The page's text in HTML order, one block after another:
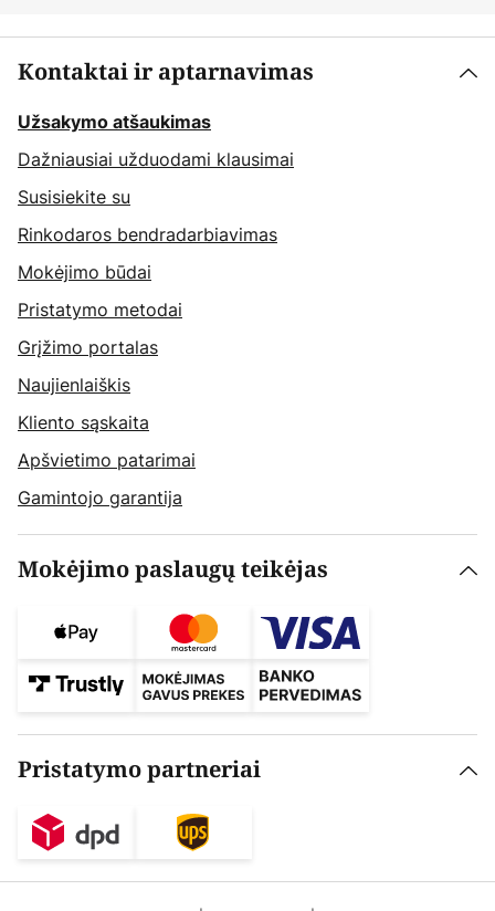
Kontaktai ir aptarnavimas
Užsakymo atšaukimas
Dažniausiai užduodami klausimai
Susisiekite su
Rinkodaros bendradarbiavimas
Mokėjimo būdai
Pristatymo metodai
Grįžimo portalas
Naujienlaiškis
Kliento sąskaita
Apšvietimo patarimai
Gamintojo garantija
Mokėjimo paslaugų teikėjas
Pristatymo partneriai